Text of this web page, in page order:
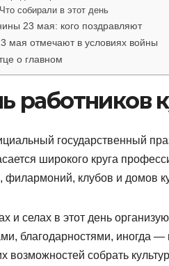
Что собирали в этот день
23 мая: кого поздравляют
мая отмечают в условиях войны
о главном
работников
государственный
широкого круга
филармоний, клубов и домов
и селах в этот день
благодарностями, иногда
возможностей собрать